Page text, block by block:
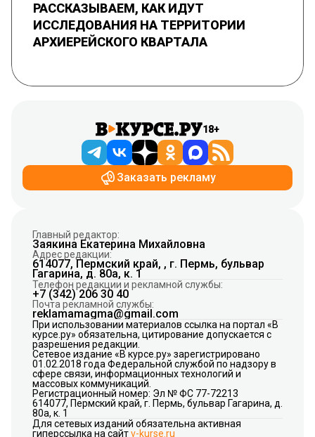
РАССКАЗЫВАЕМ, КАК ИДУТ
ИССЛЕДОВАНИЯ НА ТЕРРИТОРИИ
АРХИЕРЕЙСКОГО КВАРТАЛА
18+
Заказать рекламу
Главный редактор:
Заякина Екатерина Михайловна
Адрес редакции:
614077, Пермский край, , г. Пермь, бульвар
Гагарина, д. 80а, к. 1
Телефон редакции и рекламной службы:
+7 (342) 206 30 40
Почта рекламной службы:
reklamamagma@gmail.com
При использовании материалов ссылка на портал «В
курсе.ру» обязательна, цитирование допускается с
разрешения редакции.
Сетевое издание «В курсе.ру» зарегистрировано
01.02.2018 года Федеральной службой по надзору в
сфере связи, информационных технологий и
массовых коммуникаций.
Регистрационный номер: Эл № ФС 77-72213
614077, Пермский край, г. Пермь, бульвар Гагарина, д.
80а, к. 1
Для сетевых изданий обязательна активная
гиперссылка на сайтv-kurse.ru